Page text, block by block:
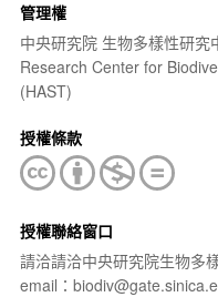
管理權
中央研究院 生物多樣性研
Research Center for
(HAST)
授權條款
授權聯絡窗口
請洽請洽中央研究院生物多
email：